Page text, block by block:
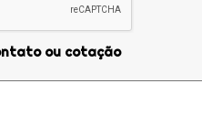
ou cotação